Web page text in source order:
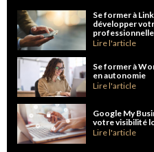
Se former à
développer
professionnelle
Lire l'article
Se former à
en autonomie
Lire l'article
Google My
votre visibilité
Lire l'article